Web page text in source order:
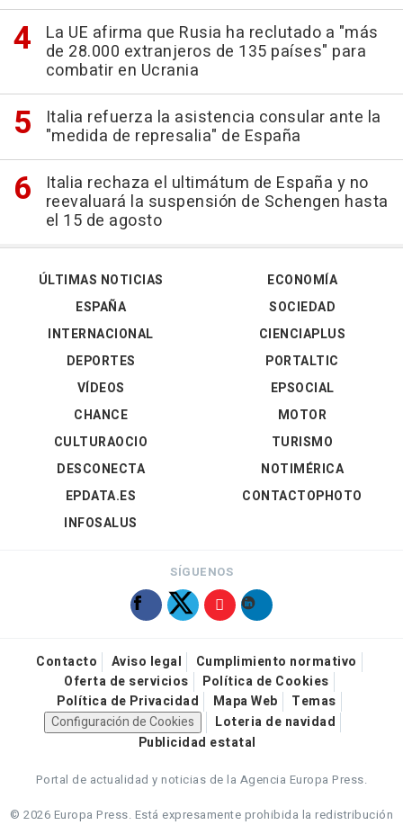
La UE afirma que Rusia ha reclutado a "más
de 28.000 extranjeros de 135 países" para
combatir en Ucrania
Italia refuerza la asistencia consular ante la
"medida de represalia" de España
Italia rechaza el ultimátum de España y no
reevaluará la suspensión de Schengen hasta
el 15 de agosto
ÚLTIMAS NOTICIAS
ESPAÑA
INTERNACIONAL
DEPORTES
VÍDEOS
ECONOMÍA
SOCIEDAD
CIENCIAPLUS
PORTALTIC
EPSOCIAL
CHANCE
CULTURAOCIO
DESCONECTA
EPDATA.ES
INFOSALUS
MOTOR
TURISMO
NOTIMÉRICA
CONTACTOPHOTO
SÍGUENOS
Contacto Aviso legal
Cumplimiento normativo
Oferta de servicios
Política de Cookies
Política de Privacidad
Mapa Web
Temas
Configuración de Cookies
Loteria de navidad
Publicidad estatal
Portal de actualidad y noticias de la Agencia Europa Press.
© 2026 Europa Press. Está expresamente prohibida la redistribución